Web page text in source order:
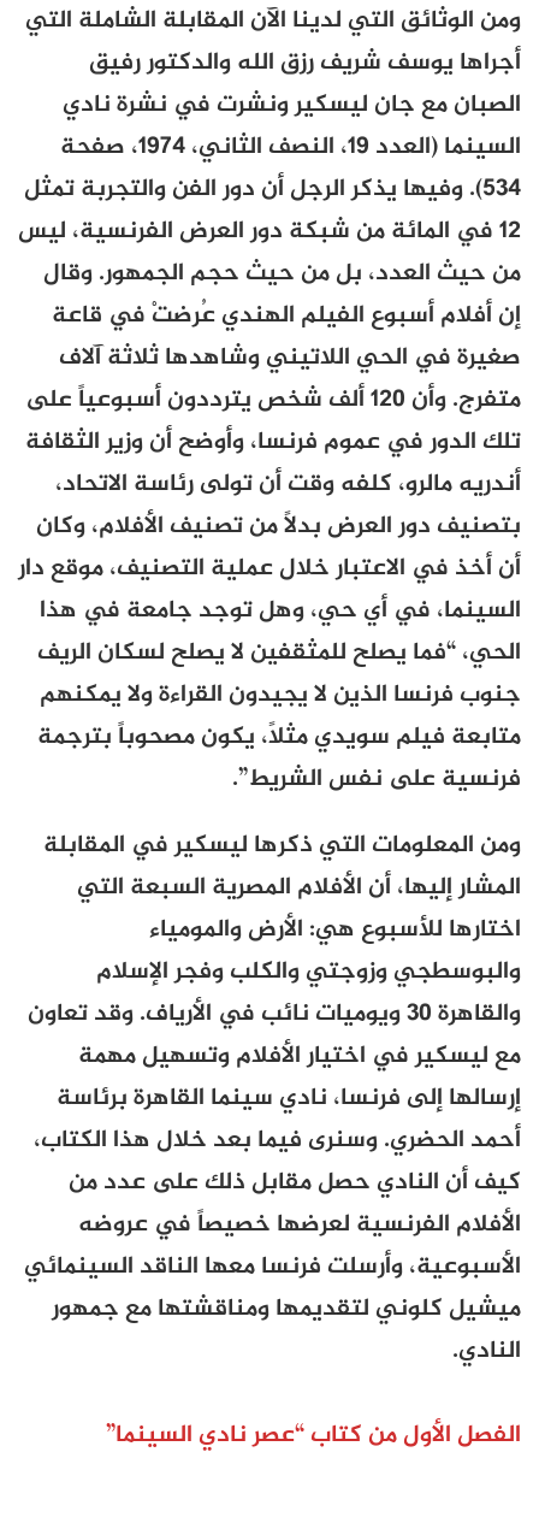
ومن الوثائق التي لدينا الآن المقابلة الشاملة التي
أجراها يوسف شريف رزق الله والدكتور رفيق
الصبان مع جان ليسكير ونشرت في نشرة نادي
السينما (العدد 19، النصف الثاني، 1974، صفحة
534). وفيها يذكر الرجل أن دور الفن والتجربة تمثل
12 في المائة من شبكة دور العرض الفرنسية، ليس
من حيث العدد، بل من حيث حجم الجمهور. وقال
إن أفلام أسبوع الفيلم الهندي عُرضتْ في قاعة
صغيرة في الحي اللاتيني وشاهدها ثلاثة آلاف
متفرج. وأن 120 ألف شخص يترددون أسبوعياً على
تلك الدور في عموم فرنسا، وأوضح أن وزير الثقافة
أندريه مالرو، كلفه وقت أن تولى رئاسة الاتحاد،
بتصنيف دور العرض بدلاً من تصنيف الأفلام، وكان
أن أخذ في الاعتبار خلال عملية التصنيف، موقع دار
السينما، في أي حي، وهل توجد جامعة في هذا
الحي، “فما يصلح للمثقفين لا يصلح لسكان الريف
جنوب فرنسا الذين لا يجيدون القراءة ولا يمكنهم
متابعة فيلم سويدي مثلاً، يكون مصحوباً بترجمة
فرنسية على نفس الشريط”.
ومن المعلومات التي ذكرها ليسكير في المقابلة
المشار إليها، أن الأفلام المصرية السبعة التي
اختارها للأسبوع هي: الأرض والمومياء
والبوسطجي وزوجتي والكلب وفجر الإسلام
والقاهرة 30 ويوميات نائب في الأرياف. وقد تعاون
مع ليسكير في اختيار الأفلام وتسهيل مهمة
إرسالها إلى فرنسا، نادي سينما القاهرة برئاسة
أحمد الحضري. وسنرى فيما بعد خلال هذا الكتاب،
كيف أن النادي حصل مقابل ذلك على عدد من
الأفلام الفرنسية لعرضها خصيصاً في عروضه
الأسبوعية، وأرسلت فرنسا معها الناقد السينمائي
ميشيل كلوني لتقديمها ومناقشتها مع جمهور
النادي.
الفصل الأول من كتاب “عصر نادي السينما”